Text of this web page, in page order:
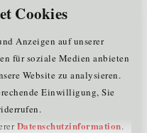
Cookies
Anzeigen auf unserer
für soziale Medien anbieten
Website zu analysieren.
Einwilligung, Sie
Datenschutzinformation.
bekommen
Dadurch sind
mit den
Bedingungen von der
oder auf
effizient